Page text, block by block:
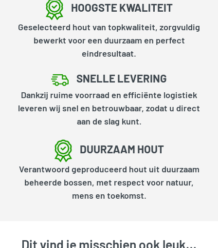
HOOGSTE KWALITEIT
Geselecteerd hout van topkwaliteit, zorgvuldig
bewerkt voor een duurzaam en perfect
eindresultaat.
SNELLE LEVERING
Dankzij ruime voorraad en efficiënte logistiek
leveren wij snel en betrouwbaar, zodat u direct
aan de slag kunt.
DUURZAAM HOUT
Verantwoord geproduceerd hout uit duurzaam
beheerde bossen, met respect voor natuur,
mens en toekomst.
Dit vind je misschien ook leuk…